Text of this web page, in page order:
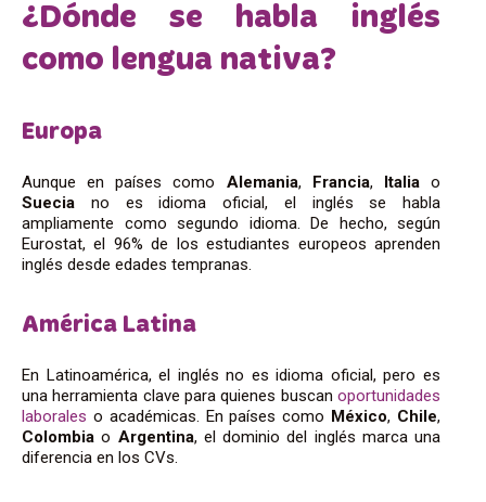
¿Dónde se habla inglés
como lengua nativa?
Europa
Aunque en países como Alemania, Francia, Italiao
Suecia no es idioma oficial, el inglés se habla
ampliamente como segundo idioma. De hecho, según
Eurostat, el 96% de los estudiantes europeos aprenden
inglés desde edades tempranas.
América Latina
En Latinoamérica, el inglés no es idioma oficial, pero es
una herramienta clave para quienes buscan oportunidades
laborales o académicas. En países como México, Chile,
Colombia o Argentina, el dominio del inglés marca una
diferencia en los CVs.